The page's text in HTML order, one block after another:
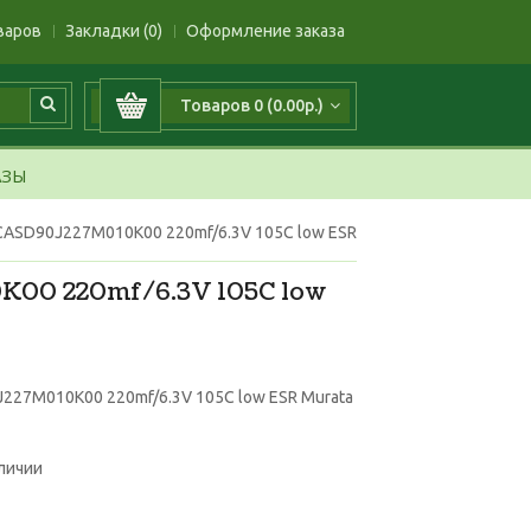
Закладки (0) Оформление заказа
Товаров 0 (0.00р.)
220mf/6.3V 105C low ESR
220mf/6.3V 105C low
220mf/6.3V 105C low ESR Murata